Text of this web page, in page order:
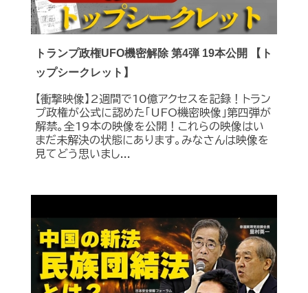
トランプ政権UFO機密解除 第4弾 19本公開 【ト
ップシークレット】
【衝撃映像】2週間で10億アクセスを記録！トラン
プ政権が公式に認めた｢UFO機密映像｣第四弾が
解禁。全19本の映像を公開！これらの映像はい
まだ未解決の状態にあります。みなさんは映像を
見てどう思いまし...